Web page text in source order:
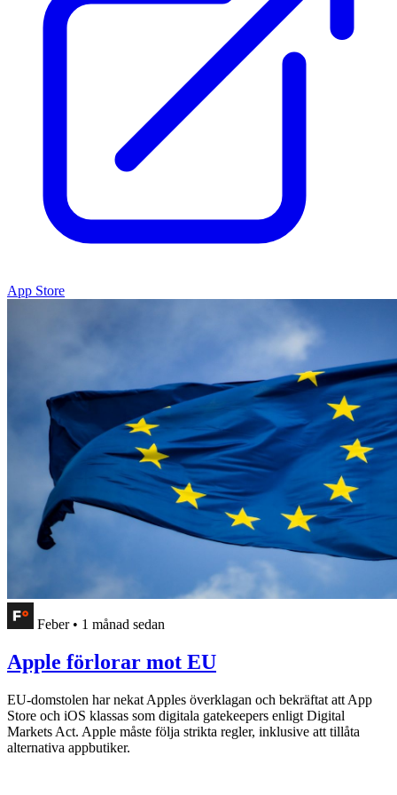
App Store
Feber • 1 månad sedan
Apple förlorar mot EU
EU-domstolen har nekat Apples överklagan och bekräftat att App
Store och iOS klassas som digitala gatekeepers enligt Digital
Markets Act. Apple måste följa strikta regler, inklusive att tillåta
alternativa appbutiker.